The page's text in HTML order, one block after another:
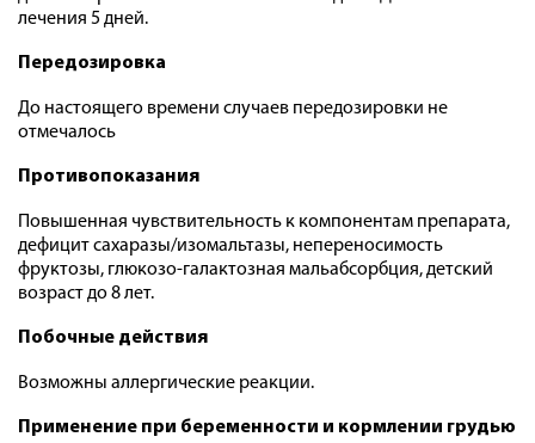
ле­чения 5 дней.
Передозировка
До настоящего времени случаев передозировки не
отмечалось
Противопоказания
Повышенная чувствительность к компонентам препарата,
дефицит сахаразы/изомальтазы, непереносимость
фруктозы, глюкозо-галактозная мальабсорбция, детский
возраст до 8 лет.
Побочные действия
Возможны аллергические реакции.
Применение при беременности и кормлении грудью